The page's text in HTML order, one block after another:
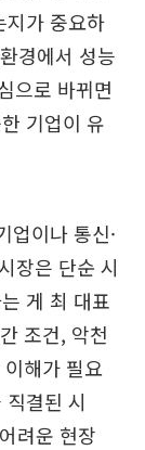
지가 중요하
경에서 성능
으로 바뀌면
기업이 유
업이나 통신·
장은 단순 시
게 최 대표
조건, 악천
해가 필요
결된 시
려운 현장